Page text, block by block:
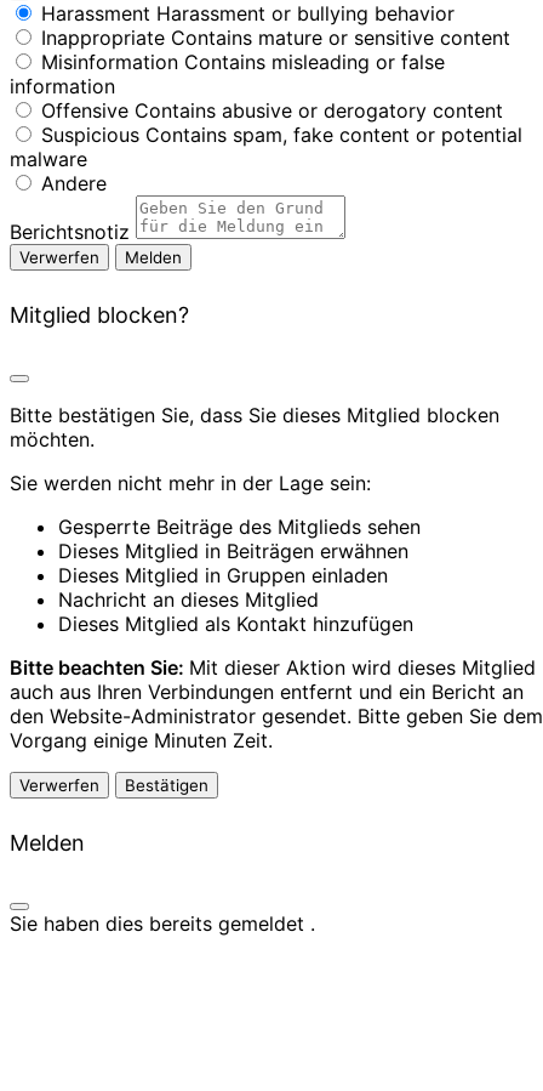
Harassment Harassment or bullying behavior
Inappropriate Contains mature or sensitive content
Misinformation Contains misleading or false
information
Offensive Contains abusive or derogatory content
Suspicious Contains spam, fake content or potential
malware
Andere
Berichtsnotiz
Melden
Mitglied blocken?
Bitte bestätigen Sie, dass Sie dieses Mitglied blocken
möchten.
Sie werden nicht mehr in der Lage sein:
Gesperrte Beiträge des Mitglieds sehen
Dieses Mitglied in Beiträgen erwähnen
Dieses Mitglied in Gruppen einladen
Nachricht an dieses Mitglied
Dieses Mitglied als Kontakt hinzufügen
Bitte beachten Sie: Mit dieser Aktion wird dieses Mitglied
auch aus Ihren Verbindungen entfernt und ein Bericht an
den Website-Administrator gesendet. Bitte geben Sie dem
Vorgang einige Minuten Zeit.
Bestätigen
Melden
Sie haben dies bereits gemeldet .